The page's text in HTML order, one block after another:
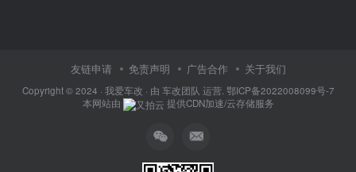
友链申请 免责声明 广告合作 关于我们
Copyright © 2024 · 我爱车改 · 由 车改团队 运营. 鄂ICP备2022008099号-7
本网站由
提供CDN加速/云存储服务